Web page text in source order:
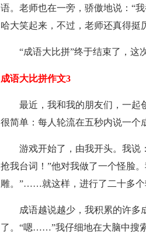
语。老师也在一旁，骄傲地说：“
哈大笑起来，不过，老师还真得挺
“成语大比拼”终于结束了，这
成语大比拼作文3
最近，我和我的朋友们，一
很简单：每人轮流在五秒内说一个
游戏开始了，由我开头。我说
抢我台词！”他对我做了一个怪脸
雕。”……就这样，进行了二十多个
成语越说越少，我积累的许多
了。“嗯……”我仔细地在大脑中搜